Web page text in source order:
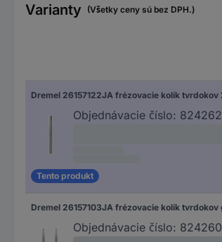
Varianty (Všetky ceny sú bez DPH.)
Objednávacie číslo: 824262
Tento produkt
Objednávacie číslo: 824260